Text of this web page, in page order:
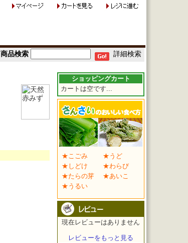
商品検索 詳細検索
ショッピングカート
カートは空です...
★こごみ
★しどけ
★たらの芽
★うるい
★うど
★わらび
★あいこ
現在レビューはありません
レビューをもっと見る